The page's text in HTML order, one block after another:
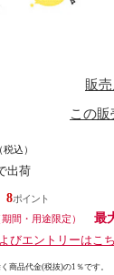
販
この
税込）
出荷
8
期間・用途限定）
最
びエントリーはこ
商品代金(税抜)の1％です。